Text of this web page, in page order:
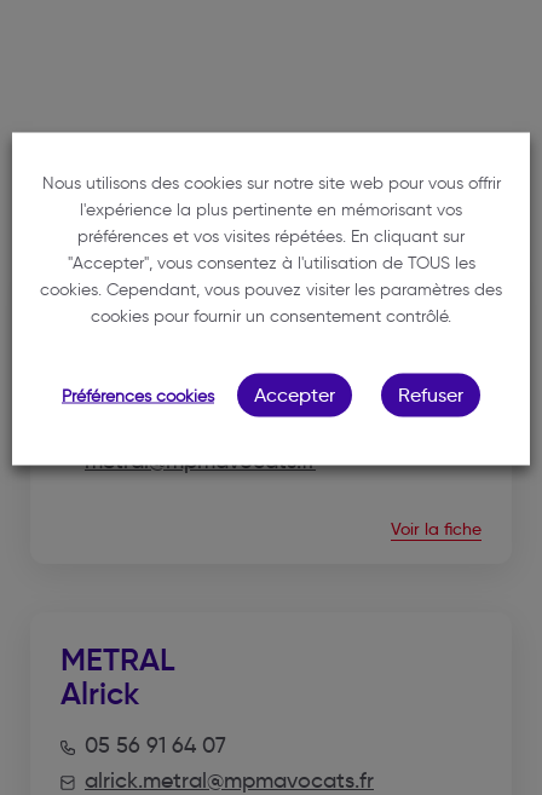
NOS MEMBRES
PENAUD-METRAL
05 56 91 64 07
metral@mpmavocats.fr
Voir la fiche
METRAL
Alrick
05 56 91 64 07
alrick.metral@mpmavocats.fr
Nous utilisons des cookies sur notre site web pour vous offrir
l'expérience la plus pertinente en mémorisant vos
préférences et vos visites répétées. En cliquant sur
"Accepter", vous consentez à l'utilisation de TOUS les
cookies. Cependant, vous pouvez visiter les paramètres des
cookies pour fournir un consentement contrôlé.
Préférences cookies Accepter Refuser